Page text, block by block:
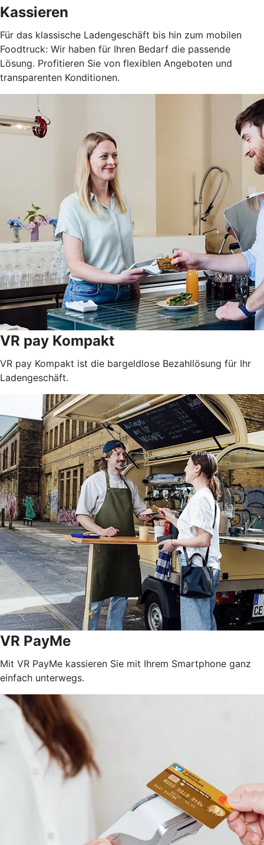
Kassieren
Für das klassische Ladengeschäft bis hin zum mobilen
Foodtruck: Wir haben für Ihren Bedarf die passende
Lösung. Profitieren Sie von flexiblen Angeboten und
transparenten Konditionen.
VR pay Kompakt
VR pay Kompakt ist die bargeldlose Bezahllösung für Ihr
Ladengeschäft.
VR PayMe
Mit VR PayMe kassieren Sie mit Ihrem Smartphone ganz
einfach unterwegs.